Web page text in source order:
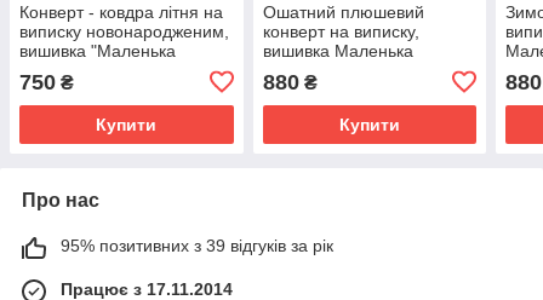
Конверт - ковдра літня на
виписку новонародженим,
вишивка "Маленька
червоним
750 ₴
Купити
Ошатний плюшевий
конверт на виписку,
вишивка Маленька
Українка, білий з рожевим
880₴
Купити
880
Про нас
95% позитивних з 39 відгуків за рік
Працює з 17.11.2014